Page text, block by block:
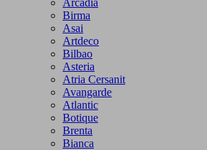
Birma
Asai
Artdeco
Bilbao
Asteria
Atria Cersanit
Avangarde
Atlantic
Botique
Brenta
Bianca